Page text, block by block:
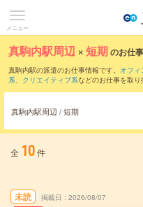
メニュー
真駒内駅周辺 ×短期のお仕
真駒内駅の派遣のお仕事情報です。 オフ
系、 クリエイティブ系などのお仕事を取り
真駒内駅周辺 / 短期
全 10件
未読 掲載日 2026/08/07